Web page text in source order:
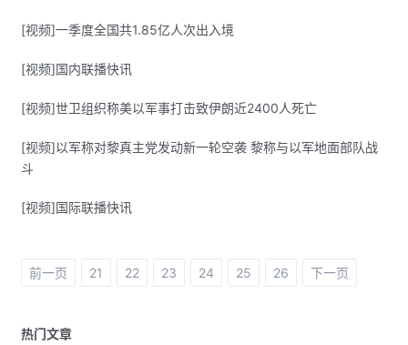
[视频]一季度全国共1.85亿人次出入境
[视频]国内联播快讯
[视频]世卫组织称美以军事打击致伊朗近2400人死亡
[视频]以军称对黎真主党发动新一轮空袭 黎称与以军地面部队战
斗
[视频]国际联播快讯
前一页 21 22 23 24 25 26 下一页
热门文章